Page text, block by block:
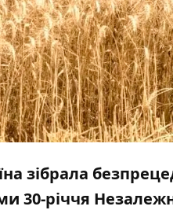
зібрала
30-річчя